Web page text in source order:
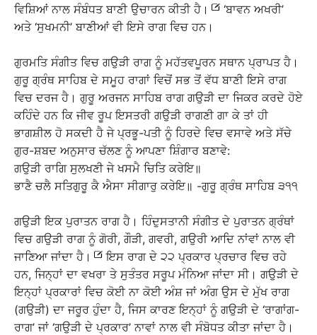
ਵਿਸ਼ਿਆਂ ਨਾਲ ਸੰਬੰਧਤ ਬਾਣੀ ਉਚਾਰਨ ਕੀਤੀ ਹੈ।
‘ਬਾਵਨ ਅਖਰੀ’
ਅਤੇ ‘ਸੁਖਮਨੀ’ ਬਾਣੀਆਂ ਵੀ ਇਸੇ ਰਾਗ ਵਿਚ ਹਨ।
ਗੁਰਮਤਿ ਸੰਗੀਤ ਵਿਚ ਗਉੜੀ ਰਾਗ ਨੂੰ ਮਹੱਤਵਪੂਰਨ ਸਥਾਨ ਪ੍ਰਾਪਤ ਹੈ।
ਗੁਰੂ ਗ੍ਰੰਥ ਸਾਹਿਬ ਦੇ ਸਮੂਹ ਰਾਗਾਂ ਵਿਚੋਂ ਸਭ ਤੋਂ ਵੱਧ ਬਾਣੀ ਇਸੇ ਰਾਗ
ਵਿਚ ਦਰਜ ਹੈ। ਗੁਰੂ ਅਰਜਨ ਸਾਹਿਬ ਰਾਗ ਗਉੜੀ ਦਾ ਜਿਕਰ ਕਰਦੇ ਹੋਏ
ਕਹਿੰਦੇ ਹਨ ਕਿ ਜੀਵ ਰੂਪ ਇਸਤਰੀ ਗਉੜੀ ਰਾਗਣੀ ਗਾ ਕੇ ਤਾਂ ਹੀ
ਭਾਗਸ਼ੀਲ ਹੋ ਸਕਦੀ ਹੈ ਜੇ ਪ੍ਰਭੂ-ਪਤੀ ਨੂੰ ਹਿਰਦੇ ਵਿਚ ਵਸਾਵੇ ਅਤੇ ਸੱਚੇ
ਗੁਰ-ਸ਼ਬਦ ਅਨੁਸਾਰ ਚੱਲਣ ਨੂੰ ਆਪਣਾ ਸ਼ਿੰਗਾਰ ਬਣਾਵੇ:
ਗਉੜੀ ਰਾਗਿ ਸੁਲਖਣੀ ਜੇ ਖਸਮੈ ਚਿਤਿ ਕਰੇਇ॥
ਭਾਣੈ ਚਲੈ ਸਤਿਗੁਰੂ ਕੈ ਐਸਾ ਸੀਗਾਰੁ ਕਰੇਇ॥ -ਗੁਰੂ ਗ੍ਰੰਥ ਸਾਹਿਬ ੩੧੧
ਗਉੜੀ ਇਕ ਪੁਰਾਤਨ ਰਾਗ ਹੈ। ਹਿੰਦੁਸਤਾਨੀ ਸੰਗੀਤ ਦੇ ਪੁਰਾਤਨ ਗ੍ਰੰਥਾਂ
ਵਿਚ ਗਉੜੀ ਰਾਗ ਨੂੰ ਗੋਰੀ, ਗੌੜੀ, ਗਵਰੀ, ਗਉਰੀ ਆਦਿ ਨਾਂਵਾਂ ਨਾਲ ਵੀ
ਜਾਣਿਆ ਜਾਂਦਾ ਹੈ।
ਇਸ ਰਾਗ ਦੇ ੨੨ ਪ੍ਰਕਾਰ ਪ੍ਰਚਾਰ ਵਿਚ ਰਹੇ
ਹਨ, ਜਿਨ੍ਹਾਂ ਦਾ ਵਖਰਾ ਤੇ ਸੁਤੰਤਰ ਸਰੂਪ ਮੰਨਿਆ ਜਾਂਦਾ ਸੀ। ਗਉੜੀ ਦੇ
ਇਨ੍ਹਾਂ ਪ੍ਰਕਾਰਾਂ ਵਿਚ ਕੋਈ ਨਾ ਕੋਈ ਅੰਸ਼ ਜਾਂ ਅੰਗ ਉਸ ਦੇ ਮੁੱਖ ਰਾਗ
(ਗਉੜੀ) ਦਾ ਜਰੂਰ ਹੁੰਦਾ ਹੈ, ਜਿਸ ਕਾਰਣ ਇਨ੍ਹਾਂ ਨੂੰ ਗਉੜੀ ਦੇ ‘ਰਾਗਾਂਗ-
ਰਾਗ’ ਜਾਂ ‘ਗਉੜੀ ਦੇ ਪ੍ਰਕਾਰ’ ਨਾਵਾਂ ਨਾਲ ਵੀ ਸੰਬੋਧਤ ਕੀਤਾ ਜਾਂਦਾ ਹੈ।